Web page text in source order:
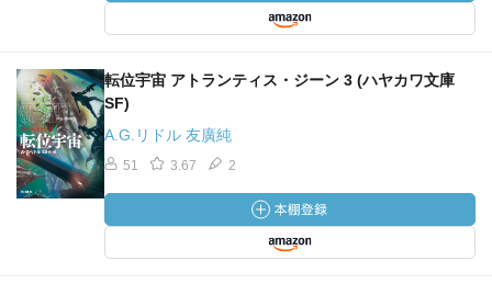
転位宇宙 アトランティス・ジーン 3 (ハヤカワ文庫
SF)
A.G.リドル 友廣純
51 3.67 2